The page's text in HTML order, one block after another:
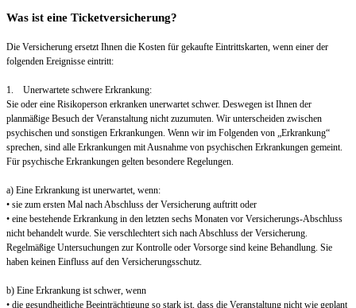
Was ist eine Ticketversicherung?
Die Versicherung ersetzt Ihnen die Kosten für gekaufte Eintrittskarten, wenn einer der
folgenden Ereignisse eintritt:
1. Unerwartete schwere Erkrankung:
Sie oder eine Risikoperson erkranken unerwartet schwer. Deswegen ist Ihnen der
planmäßige Besuch der Veranstaltung nicht zuzumuten. Wir unterscheiden zwischen
psychischen und sonstigen Erkrankungen. Wenn wir im Folgenden von „Erkrankung“
sprechen, sind alle Erkrankungen mit Ausnahme von psychischen Erkrankungen gemeint.
Für psychische Erkrankungen gelten besondere Regelungen.
a) Eine Erkrankung ist unerwartet, wenn:
• sie zum ersten Mal nach Abschluss der Versicherung auftritt oder
• eine bestehende Erkrankung in den letzten sechs Monaten vor Versicherungs-Abschluss
nicht behandelt wurde. Sie verschlechtert sich nach Abschluss der Versicherung.
Regelmäßige Untersuchungen zur Kontrolle oder Vorsorge sind keine Behandlung. Sie
haben keinen Einfluss auf den Versicherungsschutz.
b) Eine Erkrankung ist schwer, wenn
• die gesundheitliche Beeinträchtigung so stark ist, dass die Veranstaltung nicht wie geplant